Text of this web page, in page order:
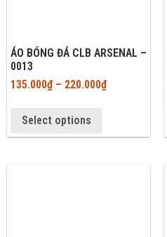
ÁO BÓNG ĐÁ CLB ARSENAL –
0013
135.000₫– 220.000₫
Select options